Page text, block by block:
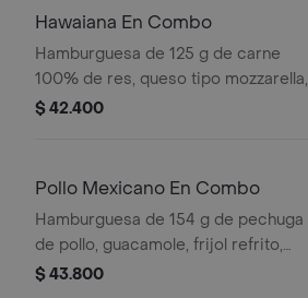
Hawaiana En Combo
Hamburguesa de 125 g de carne
100% de res, queso tipo mozzarella,
piña, lechuga, salsa blanca y salsa de
pet
$ 42.400
Pollo Mexicano En Combo
Hamburguesa de 154 g de pechuga
de pollo, guacamole, frijol refrito,
tortillas de maíz, tomate, lechuga y
$ 43.800